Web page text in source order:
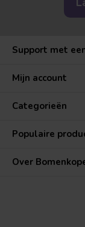
Support met
Mijn account
Categorieën
Populaire
Over